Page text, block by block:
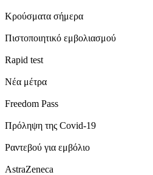
Κρούσματα σήμερα
Πιστοποιητικό εμβολιασμού
Rapid test
Νέα μέτρα
Freedom Pass
Πρόληψη της Covid-19
Ραντεβού για εμβόλιο
AstraZeneca